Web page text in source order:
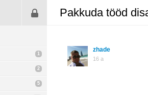
1
2
5
Pakkuda tööd
zhade
16 a